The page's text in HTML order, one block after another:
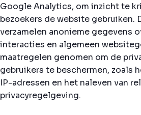
Google Analytics, om inzicht te
bezoekers de website gebruiken.
verzamelen anonieme gegevens
interacties en algemeen
maatregelen genomen om de
gebruikers te beschermen, zoals
IP-adressen en het naleven van
privacyregelgeving.